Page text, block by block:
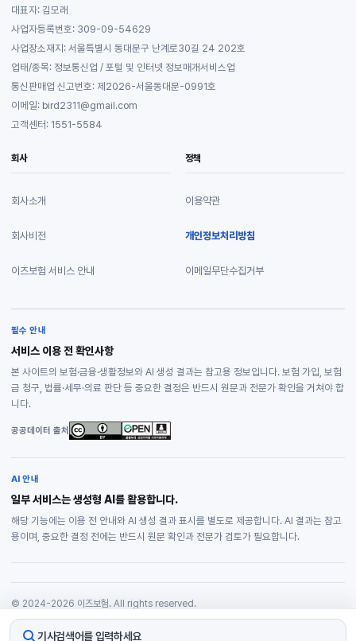
기사검색어를 입력하세요
대표자: 김모래
사업자등록번호: 309-09-54629
사업장소재지: 서울특별시 동대문구 난계로30길 24 202호
업태/종목: 정보통신업 / 포털 및 인터넷 정보매개서비스업
통신판매업 신고번호: 제2026-서울동대문-0991호
이메일: bird2311@gmail.com
고객센터: 1551-5584
회사
회사소개
회사비전
이즈보험 서비스 안내
정책
이용약관
개인정보처리방침
이메일무단수집거부
필수 안내
서비스 이용 전 확인사항
본 사이트의 보험·금융·생활정보와 AI 생성 결과는 참고용 정보입니다. 보험 가입, 보험
금 청구, 법률·세무·의료 판단 등 중요한 결정은 반드시 원문과 전문가 확인을 거쳐야 합
니다.
공공데이터 출처
AI 안내
일부 서비스는 생성형 AI를 활용합니다.
해당 기능에는 이용 전 안내와 AI 생성 결과 표시를 별도로 제공합니다. AI 결과는 참고
용이며, 중요한 결정 전에는 반드시 원문 확인과 전문가 검토가 필요합니다.
© 2024-2026 이즈보험. All rights reserved.
개인정보처리방침